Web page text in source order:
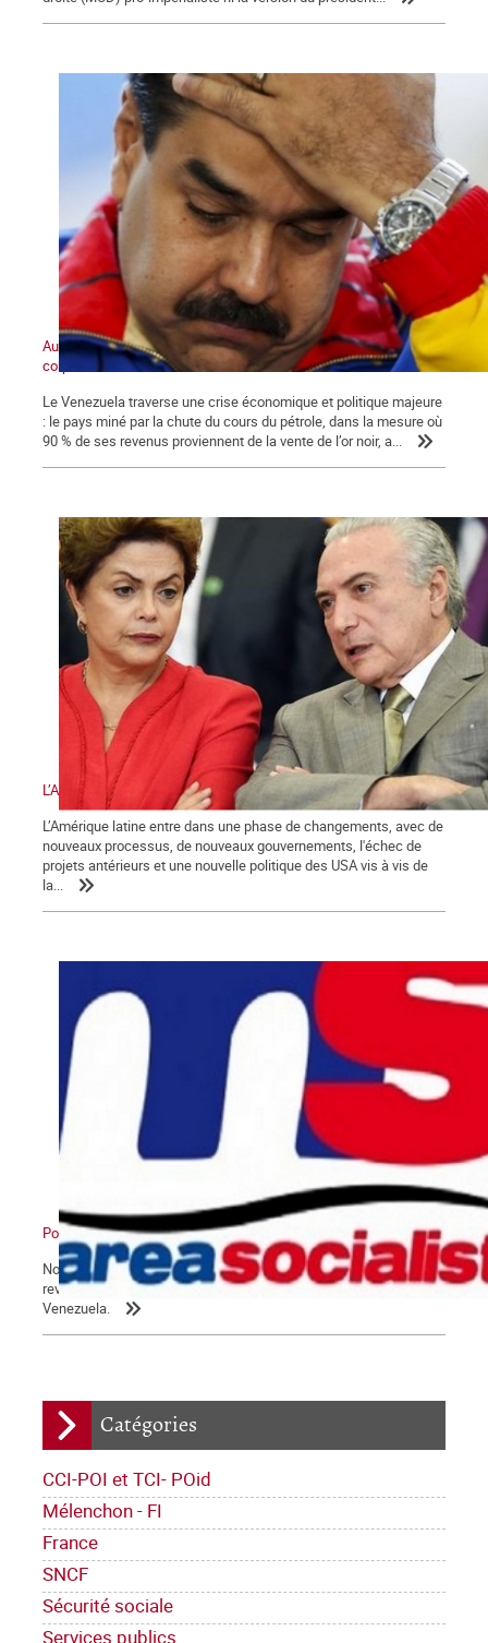
Catégories
CCI-POI et TCI- POid
Mélenchon - FI
France
SNCF
Sécurité sociale
Services publics
Au cœur du marasme, un pôle anticapitaliste de masse prend
corps
Le Venezuela traverse une crise économique et politique majeure
: le pays miné par la chute du cours du pétrole, dans la mesure où
90 % de ses revenus proviennent de la vente de l’or noir, a...
L’Amérique latine et les défis de la gauche
L’Amérique latine entre dans une phase de changements, avec de
nouveaux processus, de nouveaux gouvernements, l'échec de
projets antérieurs et une nouvelle politique des USA vis à vis de
la...
Pour un nouveau pôle
Nous reproduisons ici un article paru dans le numéro 663 de la
revue Alternativa Socialista, sur les derniers développements au
Venezuela.